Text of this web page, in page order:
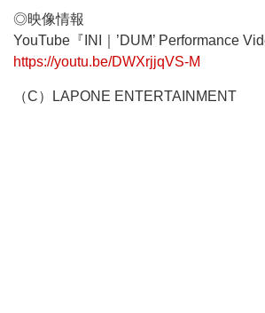
◎映像情報
YouTube『INI｜’DUM’ Performance
https://youtu.be/DWXrjjqVS-M
（C）LAPONE ENTERTAINMENT